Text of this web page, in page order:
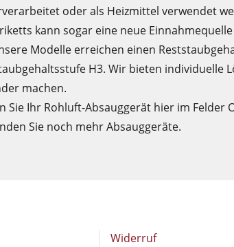
oder als Heizmittel verwendet
kann sogar eine neue
Modelle erreichen einen
H3. Wir bieten individuelle
machen.
Sie Ihr Rohluft-Absauggerät hier im Felder
Sie noch mehr Absauggeräte.
Widerruf